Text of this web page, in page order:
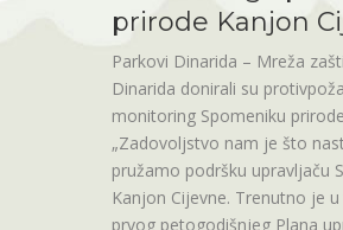
prirode Kanjon
Parkovi Dinarida – Mreža
Dinarida donirali su
monitoring Spomeniku
„Zadovoljstvo nam je što
pružamo podršku upravljaču
Kanjon Cijevne. Trenutno je
prvog petogodišnjeg Plana